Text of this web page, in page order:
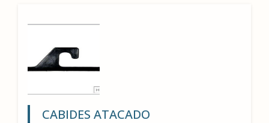
CABIDES ATACADO